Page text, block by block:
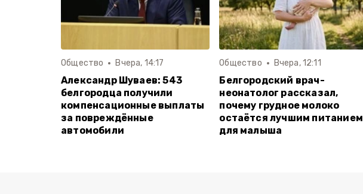
Общество Вчера, 14:17
Александр Шуваев: 543
белгородца получили
компенсационные выплаты
за повреждённые
автомобили
Общество Вчера, 12:11
Белгородский врач-
неонатолог рассказал,
почему грудное молоко
остаётся лучшим питанием
для малыша